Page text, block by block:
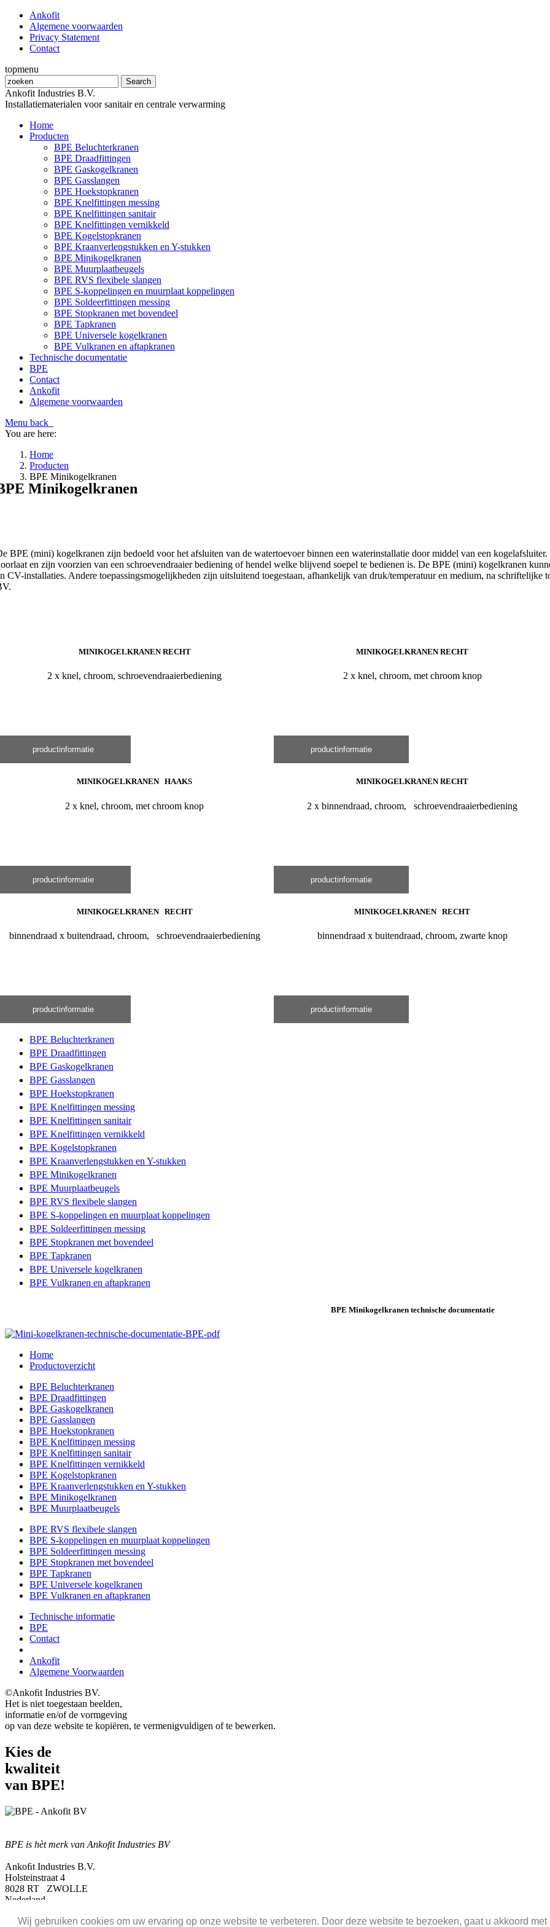
Wij gebruiken cookies om uw ervaring op onze website te verbeteren. Door deze website te bezoeken, gaat u akkoord
Ankofit
Algemene voorwaarden
Privacy Statement
Contact
topmenu
Ankofit Industries B.V.
Installatiematerialen voor sanitair en centrale verwarming
Home
Producten
BPE Beluchterkranen
BPE Draadfittingen
BPE Gaskogelkranen
BPE Gasslangen
BPE Hoekstopkranen
BPE Knelfittingen messing
BPE Knelfittingen sanitair
BPE Knelfittingen vernikkeld
BPE Kogelstopkranen
BPE Kraanverlengstukken en Y-stukken
BPE Minikogelkranen
BPE Muurplaatbeugels
BPE RVS flexibele slangen
BPE S-koppelingen en muurplaat koppelingen
BPE Soldeerfittingen messing
BPE Stopkranen met bovendeel
BPE Tapkranen
BPE Universele kogelkranen
BPE Vulkranen en aftapkranen
Technische documentatie
BPE
Contact
Ankofit
Algemene voorwaarden
Menu back
You are here:
Home
Producten
BPE Minikogelkranen
Minikogelkranen
BPE (mini) kogelkranen zijn bedoeld voor het afsluiten van de watertoevoer binnen een waterinstallatie door middel van een
en zijn voorzien van een schroevendraaier bediening of hendel welke blijvend soepel te bedienen is. De BPE (mini) kogelkranen
CV-installaties. Andere toepassingsmogelijkheden zijn uitsluitend toegestaan, afhankelijk van druk/temperatuur en medium, na schriftelijke
MINIKOGELKRANEN RECHT
2 x knel, chroom, schroevendraaierbediening
productinformatie
MINIKOGELKRANEN RECHT
2 x knel, chroom, met chroom knop
productinformatie
MINIKOGELKRANEN HAAKS
2 x knel, chroom, met chroom knop
productinformatie
MINIKOGELKRANEN RECHT
2 x binnendraad, chroom, schroevendraaierbediening
productinformatie
MINIKOGELKRANEN RECHT
binnendraad x buitendraad, chroom, schroevendraaierbediening
productinformatie
MINIKOGELKRANEN RECHT
binnendraad x buitendraad, chroom, zwarte knop
productinformatie
BPE Beluchterkranen
BPE Draadfittingen
BPE Gaskogelkranen
BPE Gasslangen
BPE Hoekstopkranen
BPE Knelfittingen messing
BPE Knelfittingen sanitair
BPE Knelfittingen vernikkeld
BPE Kogelstopkranen
BPE Kraanverlengstukken en Y-stukken
BPE Minikogelkranen
BPE Muurplaatbeugels
BPE RVS flexibele slangen
BPE S-koppelingen en muurplaat koppelingen
BPE Soldeerfittingen messing
BPE Stopkranen met bovendeel
BPE Tapkranen
BPE Universele kogelkranen
BPE Vulkranen en aftapkranen
BPE Minikogelkranen technische documentatie
Home
Productoverzicht
BPE Beluchterkranen
BPE Draadfittingen
BPE Gaskogelkranen
BPE Gasslangen
BPE Hoekstopkranen
BPE Knelfittingen messing
BPE Knelfittingen sanitair
BPE Knelfittingen vernikkeld
BPE Kogelstopkranen
BPE Kraanverlengstukken en Y-stukken
BPE Minikogelkranen
BPE Muurplaatbeugels
BPE RVS flexibele slangen
BPE S-koppelingen en muurplaat koppelingen
BPE Soldeerfittingen messing
BPE Stopkranen met bovendeel
BPE Tapkranen
BPE Universele kogelkranen
BPE Vulkranen en aftapkranen
Technische informatie
BPE
Contact
Ankofit
Algemene Voorwaarden
©Ankoﬁt Industries BV.
Het is niet toegestaan beelden,
informatie en/of de vormgeving
op van deze website te kopiëren, te vermenigvuldigen of te bewerken.
Kies de
kwaliteit
van BPE!
BPE is hèt merk van Ankoﬁt Industries BV
Ankoﬁt Industries B.V.
Holsteinstraat 4
8028 RT ZWOLLE
Nederland
Fax:+31 (0)33 246 02 60